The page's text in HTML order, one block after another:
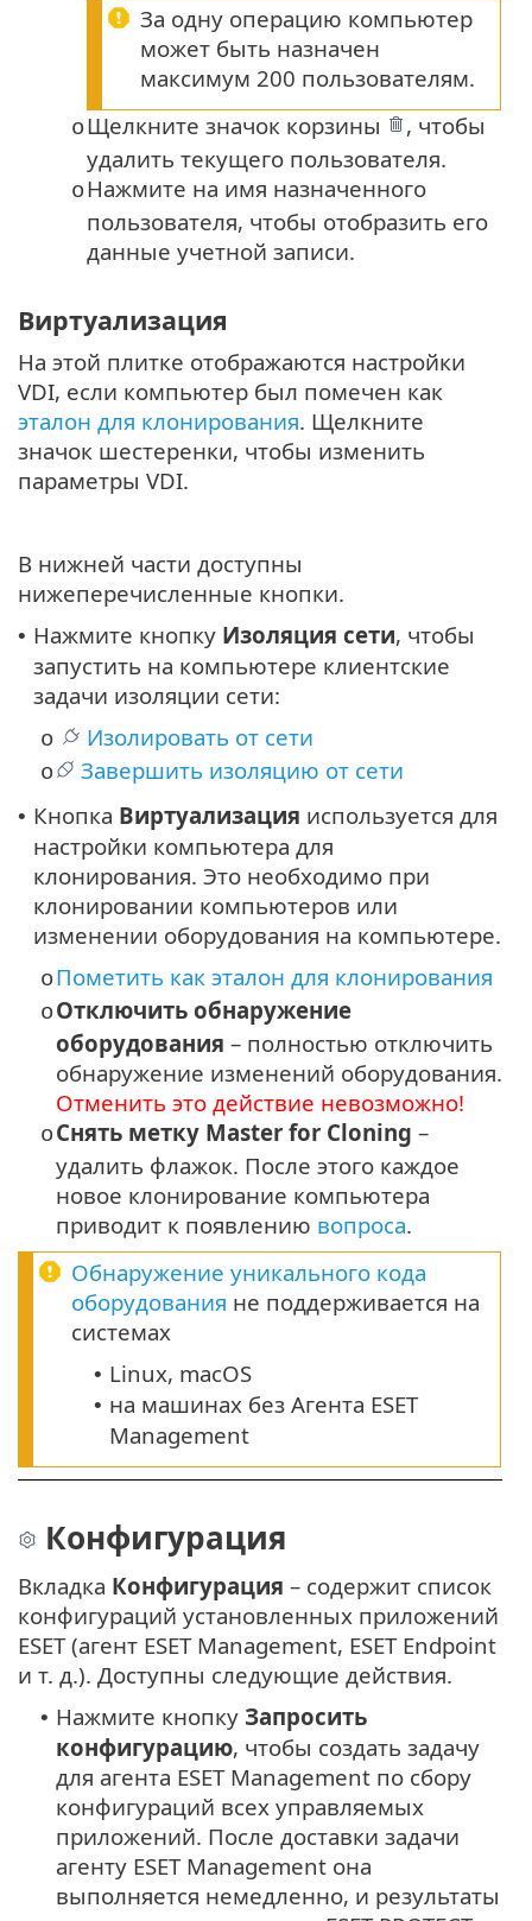
За одну операцию компьютер
может быть назначен
максимум 200 пользователям.
oЩелкните значок корзины
, чтобы
удалить текущего пользователя.
oНажмите на имя назначенного
пользователя, чтобы отобразить его
данные учетной записи.
Виртуализация
На этой плитке отображаются настройки
VDI, если компьютер был помечен как
эталон для клонирования. Щелкните
значок шестеренки, чтобы изменить
параметры VDI.
В нижней части доступны
нижеперечисленные кнопки.
• Нажмите кнопку Изоляция сети, чтобы
запустить на компьютере клиентские
задачи изоляции сети:
o Изолировать от сети
o Завершить изоляцию от сети
• Кнопка Виртуализация используется для
настройки компьютера для
клонирования. Это необходимо при
клонировании компьютеров или
изменении оборудования на компьютере.
oПометить как эталон для клонирования
oОтключить обнаружение
оборудования – полностью отключить
обнаружение изменений оборудования.
Отменить это действие невозможно!
oСнять метку Master for Cloning –
удалить флажок. После этого каждое
новое клонирование компьютера
приводит к появлению вопроса.
Обнаружение уникального кода
оборудования не поддерживается на
системах
• Linux, macOS
• на машинах без Агента ESET
Management
Конфигурация
Вкладка Конфигурация – содержит список
конфигураций установленных приложений
ESET (агент ESET Management, ESET Endpoint
и т. д.). Доступны следующие действия.
• Нажмите кнопку Запросить
конфигурацию, чтобы создать задачу
для агента ESET Management по сбору
конфигураций всех управляемых
приложений. После доставки задачи
агенту ESET Management она
выполняется немедленно, и результаты